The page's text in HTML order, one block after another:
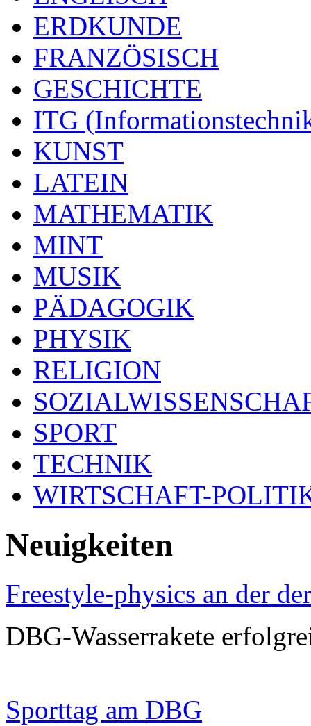
ERDKUNDE
FRANZÖSISCH
GESCHICHTE
ITG
KUNST
LATEIN
MATHEMATIK
MINT
MUSIK
PÄDAGOGIK
PHYSIK
RELIGION
SPORT
TECHNIK
WIRTSCHAFT-
Neuigkeiten
Freestyle-physics an der
DBG-Wasserrakete
Sporttag am DBG